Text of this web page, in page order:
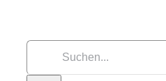
springen
Suche